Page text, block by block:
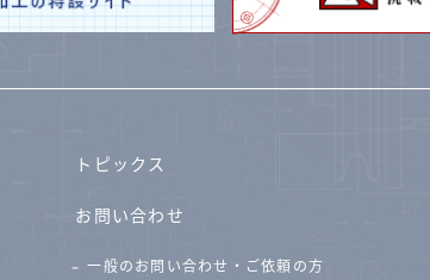
トピックス
お問い合わせ
一般のお問い合わせ・ご依頼の方